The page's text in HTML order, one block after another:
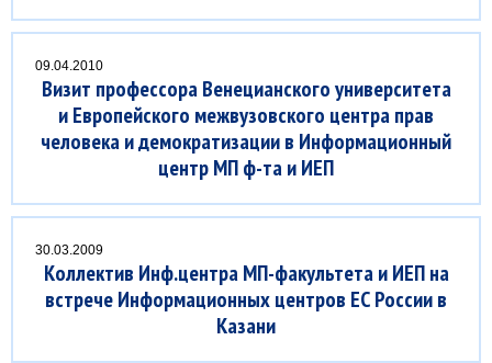
09.04.2010
Визит профессора Венецианского университета
и Европейского межвузовского центра прав
человека и демократизации в Информационный
центр МП ф-та и ИЕП
30.03.2009
Коллектив Инф.центра МП-факультета и ИЕП на
встрече Информационных центров ЕС России в
Казани